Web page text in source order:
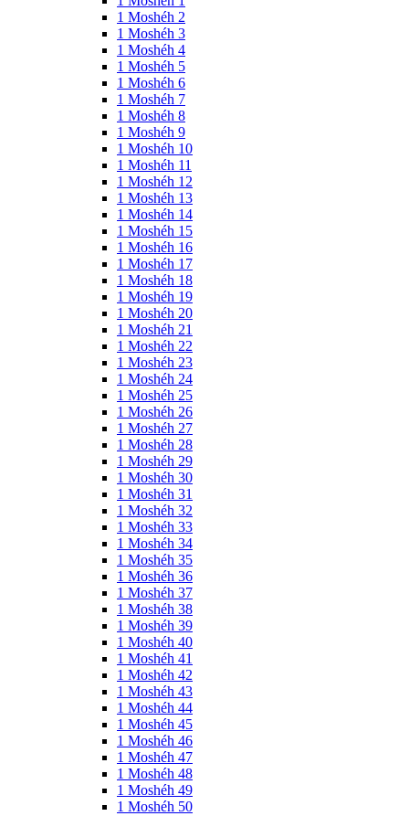
1 Moshéh 2
1 Moshéh 3
1 Moshéh 4
1 Moshéh 5
1 Moshéh 6
1 Moshéh 7
1 Moshéh 8
1 Moshéh 9
1 Moshéh 10
1 Moshéh 11
1 Moshéh 12
1 Moshéh 13
1 Moshéh 14
1 Moshéh 15
1 Moshéh 16
1 Moshéh 17
1 Moshéh 18
1 Moshéh 19
1 Moshéh 20
1 Moshéh 21
1 Moshéh 22
1 Moshéh 23
1 Moshéh 24
1 Moshéh 25
1 Moshéh 26
1 Moshéh 27
1 Moshéh 28
1 Moshéh 29
1 Moshéh 30
1 Moshéh 31
1 Moshéh 32
1 Moshéh 33
1 Moshéh 34
1 Moshéh 35
1 Moshéh 36
1 Moshéh 37
1 Moshéh 38
1 Moshéh 39
1 Moshéh 40
1 Moshéh 41
1 Moshéh 42
1 Moshéh 43
1 Moshéh 44
1 Moshéh 45
1 Moshéh 46
1 Moshéh 47
1 Moshéh 48
1 Moshéh 49
1 Moshéh 50